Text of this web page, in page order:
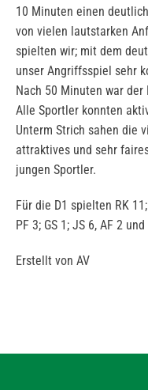
10 Minuten einen
von vielen lautstarken
spielten wir; mit dem
unser Angriffsspiel sehr
Nach 50 Minuten war
Alle Sportler konnten
Unterm Strich sahen die
attraktives und sehr
jungen Sportler.
Für die D1 spielten RK 11;
PF 3; GS 1; JS 6, AF 2
Erstellt von AV